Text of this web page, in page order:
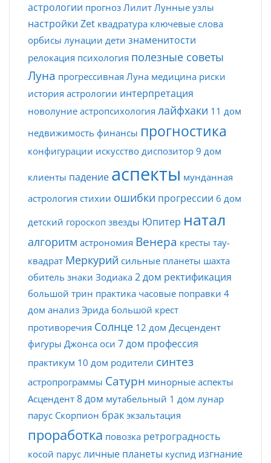
астрологии прогноз Лилит Лунные узлы
настройки Zet квадратура ключевые слова
орбисы лунации дети знаменитости
релокация психология полезные советы
Луна прогрессивная Луна медицина риски
история астрологии интерпретация
новолуние астропсихология лайфхаки 11 дом
недвижимость финансы прогностика
конфигурации искусство диспозитор 9 дом
клиенты падение аспекты мунданная
астрология стихии ошибки прогрессии 6 дом
детский гороскоп звезды Юпитер натал
алгоритм астрономия Венера кресты тау-
квадрат Меркурий сильные планеты шахта
обитель знаки Зодиака 2 дом ректификация
большой трин практика часовые поправки 4
дом анализ Эрида большой крест
противоречия Солнце 12 дом Десцендент
фигуры Джонса оси 7 дом профессия
практикум 10 дом родители синтез
астропрограммы Сатурн минорные аспекты
Асцендент 8 дом мутабельный 1 дом лунар
парус Скорпион брак экзальтация
проработка повозка ретроградность
косой парус личные планеты куспид изгнание